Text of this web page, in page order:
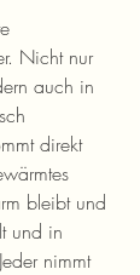
Nicht nur
auch in
direkt
bleibt und
und in
nimmt